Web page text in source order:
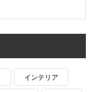
インテリア